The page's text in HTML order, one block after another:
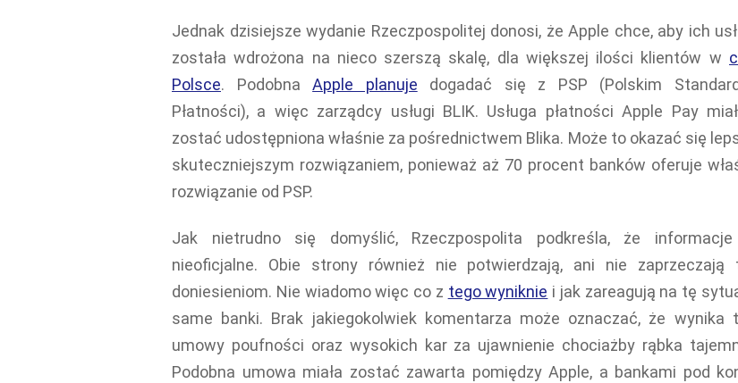
Jednak dzisiejsze wydanie Rzeczpospolitej donosi, że Apple chce, aby ich
została wdrożona na nieco szerszą skalę, dla większej ilości klientów w
Polsce. PodobnaApple planuje dogadać się z PSP (Polskim
Płatności), a więc zarządcy usługi BLIK. Usługa płatności Apple Pay
zostać udostępniona właśnie za pośrednictwem Blika. Może to okazać się
skuteczniejszym rozwiązaniem, ponieważ aż 70 procent banków oferuje
rozwiązanie od PSP.
Jak nietrudno się domyślić, Rzeczpospolita podkreśla, że
nieoficjalne. Obie strony również nie potwierdzają, ani nie zaprzeczają
doniesieniom. Nie wiadomo więc co z tego wyniknie i jak zareagują na tę
same banki. Brak jakiegokolwiek komentarza może oznaczać, że wynika
umowy poufności oraz wysokich kar za ujawnienie chociażby rąbka
Podobna umowa miała zostać zawarta pomiędzy Apple, a bankami pod